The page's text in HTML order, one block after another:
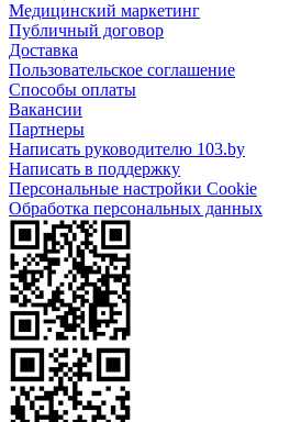
Медицинский маркетинг
Публичный договор
Доставка
Пользовательское соглашение
Способы оплаты
Вакансии
Партнеры
Написать руководителю 103.by
Написать в поддержку
Персональные настройки Cookie
Обработка персональных данных